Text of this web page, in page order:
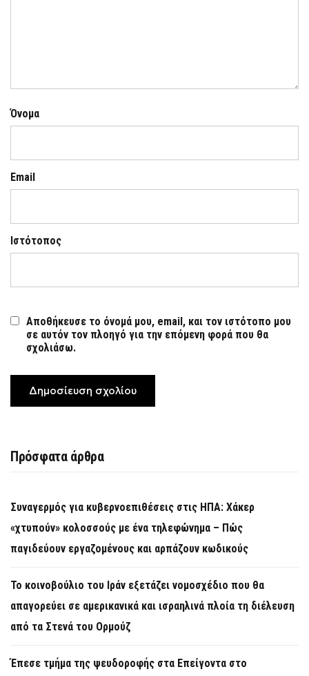
Όνομα
Email
Ιστότοπος
Αποθήκευσε το όνομά μου, email, και τον ιστότοπο μου
σε αυτόν τον πλοηγό για την επόμενη φορά που θα
σχολιάσω.
Πρόσφατα άρθρα
Συναγερμός για κυβερνοεπιθέσεις στις ΗΠΑ: Χάκερ
«χτυπούν» κολοσσούς με ένα τηλεφώνημα – Πώς
παγιδεύουν εργαζομένους και αρπάζουν κωδικούς
Το κοινοβούλιο του Ιράν εξετάζει νομοσχέδιο που θα
απαγορεύει σε αμερικανικά και ισραηλινά πλοία τη διέλευση
από τα Στενά του Ορμούζ
Έπεσε τμήμα της ψευδοροφής στα Επείγοντα στο